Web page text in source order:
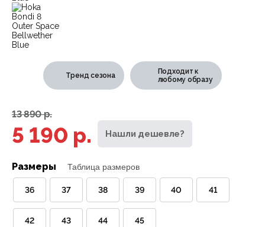
Тренд сезона
Подходит к
любому образу
5 190 р.
13 890 р.
Нашли дешевле?
Размеры Таблица размеров
36 37 38 39 40 41
42 43 44 45